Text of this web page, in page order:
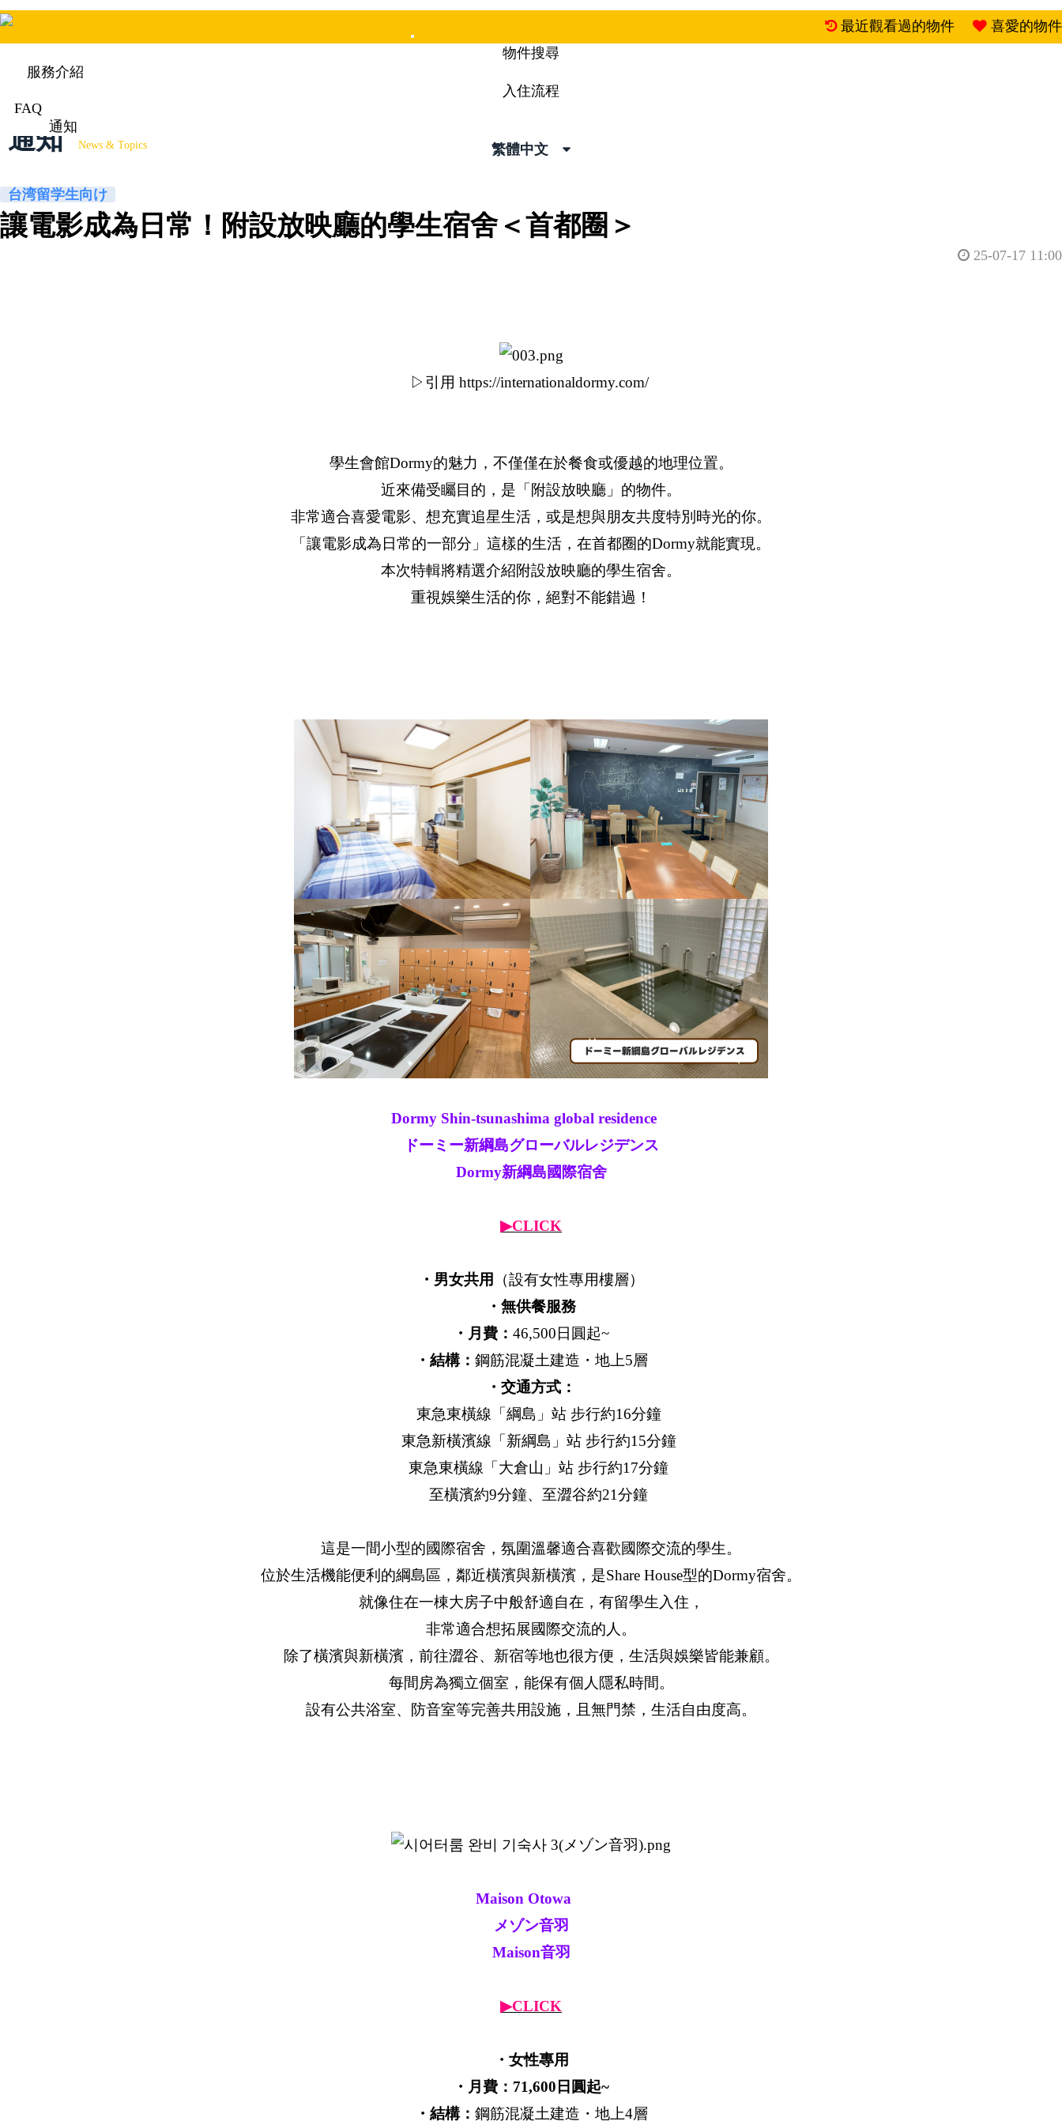
最近觀看過的物件
喜愛的物件
Mobile
物件搜尋
服務介紹
入住流程
FAQ
通知
繁體中文
通知 News & Topics
台湾留学生向け
讓電影成為日常！附設放映廳的學生宿舍＜首都圈＞
25-07-17 11:00
▷引用 https://internationaldormy.com/
學生會館Dormy的魅力，不僅僅在於餐食或優越的地理位置。
近來備受矚目的，是「附設放映廳」的物件。
非常適合喜愛電影、想充實追星生活，或是想與朋友共度特別時光的你。
「讓電影成為日常的一部分」這樣的生活，在首都圈的Dormy就能實現。
本次特輯將精選介紹附設放映廳的學生宿舍。
重視娛樂生活的你，絕對不能錯過！
Dormy Shin-tsunashima global residence
ドーミー新綱島グローバルレジデンス
Dormy新綱島國際宿舍
▶CLICK
・男女共用
（設有女性專用樓層）
・無供餐服務
・月費： 46,500日圓起~
・結構： 鋼筋混凝土建造・地上5層
・交通方式：
東急東橫線「綱島」站 步行約16分鐘
東急新橫濱線「新綱島」站 步行約15分鐘
東急東橫線「大倉山」站 步行約17分鐘
至橫濱約9分鐘、至澀谷約21分鐘
這是一間小型的國際宿舍，氛圍溫馨適合喜歡國際交流的學生。
位於生活機能便利的綱島區，鄰近橫濱與新橫濱，是Share House型的Dormy宿舍。
就像住在一棟大房子中般舒適自在，有留學生入住，
非常適合想拓展國際交流的人。
除了橫濱與新橫濱，前往澀谷、新宿等地也很方便，生活與娛樂皆能兼顧。
每間房為獨立個室，能保有個人隱私時間。
設有公共浴室、防音室等完善共用設施，且無門禁，生活自由度高。
Maison Otowa
メゾン音羽
Maison音羽
▶CLICK
・女性專用
・月費：71,600日圓起~
・結構： 鋼筋混凝土建造・地上4層